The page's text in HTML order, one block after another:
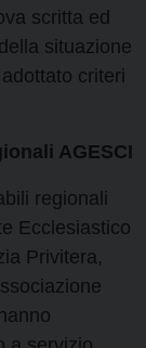
scritta ed
situazione
criteri
AGESCI
regionali
Ecclesiastico
Privitera,